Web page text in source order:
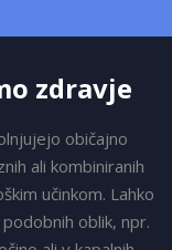
zdravje
običajno
ali kombiniranih
učinkom. Lahko
oblik, npr.